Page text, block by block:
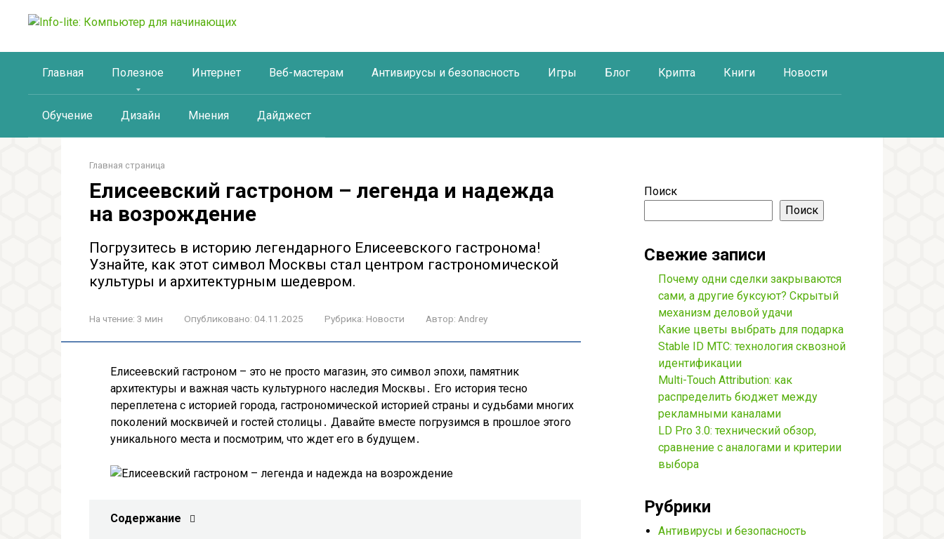
Главная Полезное Интернет Веб-мастерам Антивирусы и безопасность Игры Блог Крипта Книги Новости
Обучение Дизайн Мнения Дайджест
Главная страница
Елисеевский гастроном – легенда и надежда
на возрождение
Погрузитесь в историю легендарного Елисеевского гастронома!
Узнайте, как этот символ Москвы стал центром гастрономической
культуры и архитектурным шедевром.
На чтение: 3 мин Опубликовано: 04.11.2025 Рубрика: Новости Автор: Andrey
Елисеевский гастроном – это не просто магазин, это символ эпохи, памятник
архитектуры и важная часть культурного наследия Москвы․ Его история тесно
переплетена с историей города, гастрономической историей страны и судьбами многих
поколений москвичей и гостей столицы․ Давайте вместе погрузимся в прошлое этого
уникального места и посмотрим, что ждет его в будущем․
Содержание
Поиск
Поиск
Свежие записи
Почему одни сделки закрываются
сами, а другие буксуют? Скрытый
механизм деловой удачи
Какие цветы выбрать для подарка
Stable ID МТС: технология сквозной
идентификации
Multi-Touch Attribution: как
распределить бюджет между
рекламными каналами
LD Pro 3.0: технический обзор,
сравнение с аналогами и критерии
выбора
Рубрики
Антивирусы и безопасность